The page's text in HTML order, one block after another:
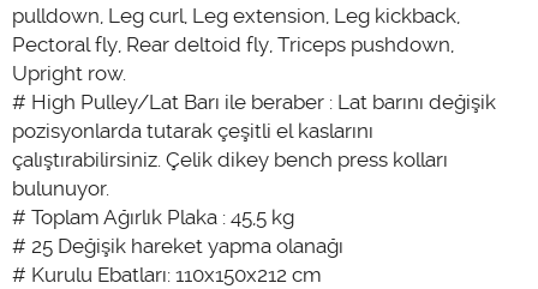
pulldown, Leg curl, Leg extension, Leg kickback,
Pectoral fly, Rear deltoid fly, Triceps pushdown,
Upright row.
# High Pulley/Lat Barı ile beraber : Lat barını değişik
pozisyonlarda tutarak çeşitli el kaslarını
çalıştırabilirsiniz. Çelik dikey bench press kolları
bulunuyor.
# Toplam Ağırlık Plaka : 45,5 kg
# 25 Değişik hareket yapma olanağı
# Kurulu Ebatları: 110x150x212 cm